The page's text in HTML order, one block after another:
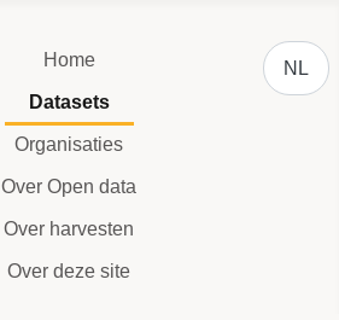
Home
Datasets
Organisaties
Over Open data
Over harvesten
Over deze site
NL